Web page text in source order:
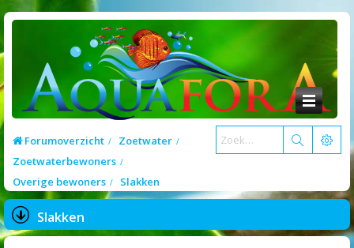
Forumoverzicht
Zoetwater
Zoetwaterbewoners
Overige bewoners
Slakken
Slakken